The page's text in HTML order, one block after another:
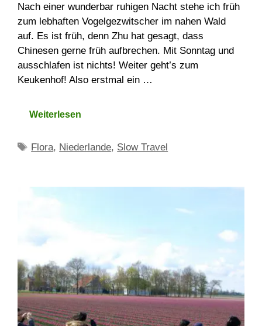
Nach einer wunderbar ruhigen Nacht stehe ich früh
zum lebhaften Vogelgezwitscher im nahen Wald
auf. Es ist früh, denn Zhu hat gesagt, dass
Chinesen gerne früh aufbrechen. Mit Sonntag und
ausschlafen ist nichts! Weiter geht’s zum
Keukenhof! Also erstmal ein …
Weiterlesen
Schlagwörter
Flora, Niederlande, Slow Travel